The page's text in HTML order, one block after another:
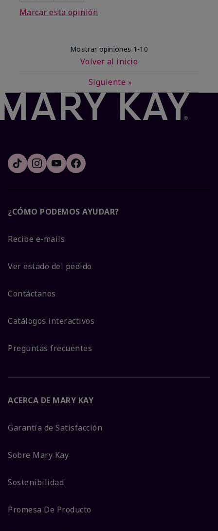
Marcar esta opinión
Mostrar opiniones 1-10
Volver al inicio
Siguiente »
¿CÓMO PODEMOS AYUDAR?
Recibe e-mails
Ver estado del pedido
Contáctanos
Catálogos interactivos
Preguntas frecuentes
ACERCA DE MARY KAY
Garantía de Satisfacción
Sobre Mary Kay
Sostenibilidad
Promesa De Producto